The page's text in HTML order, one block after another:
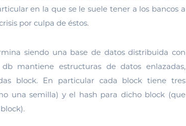
en la que se le suele tener a los bancos a
por culpa de éstos.
siendo una base de datos distribuida con
mantiene estructuras de datos enlazadas,
block. En particular cada block tiene tres
una semilla) y el hash para dicho block (que